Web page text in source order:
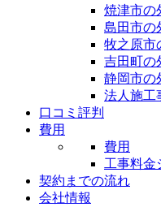
焼津市の
島田市の
牧之原市
吉田町の
静岡市の
法人施工
口コミ評判
費用
費用
工事料金
契約までの流れ
会社情報